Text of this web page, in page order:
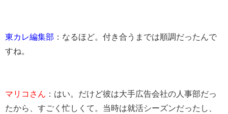
東カレ編集部 ：なるほど。付き合うまでは順調だったんで
すね。
マリコさん ：はい。だけど彼は大手広告会社の人事部だっ
たから、すごく忙しくて。当時は就活シーズンだったし、